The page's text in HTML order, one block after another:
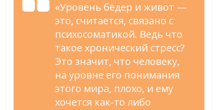
«Уровень бёдер и живот —
это, считается, связано с
психосоматикой. Ведь что
такое хронический стресс?
Это значит, что человеку,
на уровне его понимания
этого мира, плохо, и ему
хочется как-то либо